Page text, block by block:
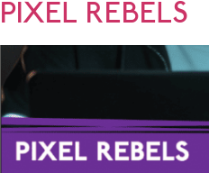
PIXEL REBELS